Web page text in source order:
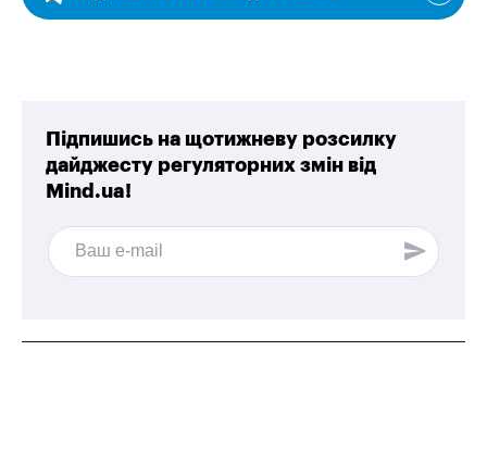
Підпишись на щотижневу розсилку
дайджесту регуляторних змін від
Mind.ua!